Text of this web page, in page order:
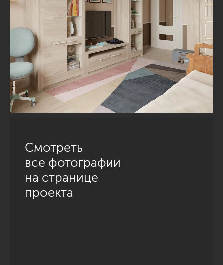
Смотреть
все фотографии
на странице
проекта